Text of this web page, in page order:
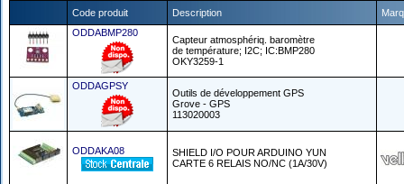
Code produit Description
ODDABMP280
Capteur atmosphériq. baromètre
de température; I2C; IC:BMP280
OKY3259-1
ODDAGPSY
Outils de développement GPS
Grove - GPS
113020003
ODDAKA08
SHIELD I/O POUR ARDUINO YUN
CARTE 6 RELAIS NO/NC (1A/30V)